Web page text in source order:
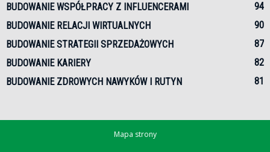
BUDOWANIE WSPÓŁPRACY Z INFLUENCERAMI
94
BUDOWANIE RELACJI WIRTUALNYCH
90
BUDOWANIE STRATEGII SPRZEDAŻOWYCH
87
BUDOWANIE KARIERY
82
BUDOWANIE ZDROWYCH NAWYKÓW I RUTYN
81
Mapa strony